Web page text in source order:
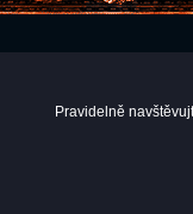
Pravidelně